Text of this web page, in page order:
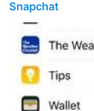
Snapchat